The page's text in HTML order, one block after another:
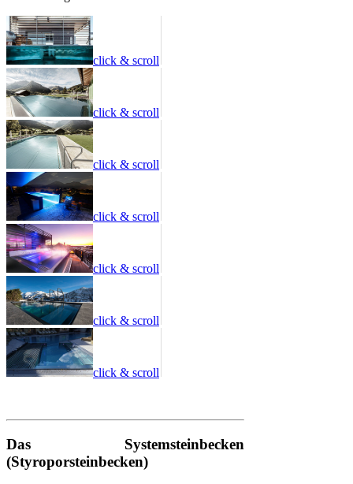
click & scroll
click & scroll
click & scroll
click & scroll
click & scroll
click & scroll
click & scroll
Das Systemsteinbecken
(Styroporsteinbecken)